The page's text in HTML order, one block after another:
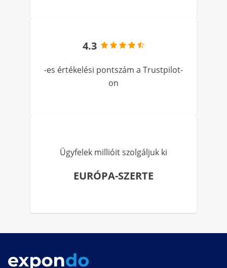
4.3
-es értékelési pontszám a Trustpilot-
on
Ügyfelek millióit szolgáljuk ki
EURÓPA-SZERTE